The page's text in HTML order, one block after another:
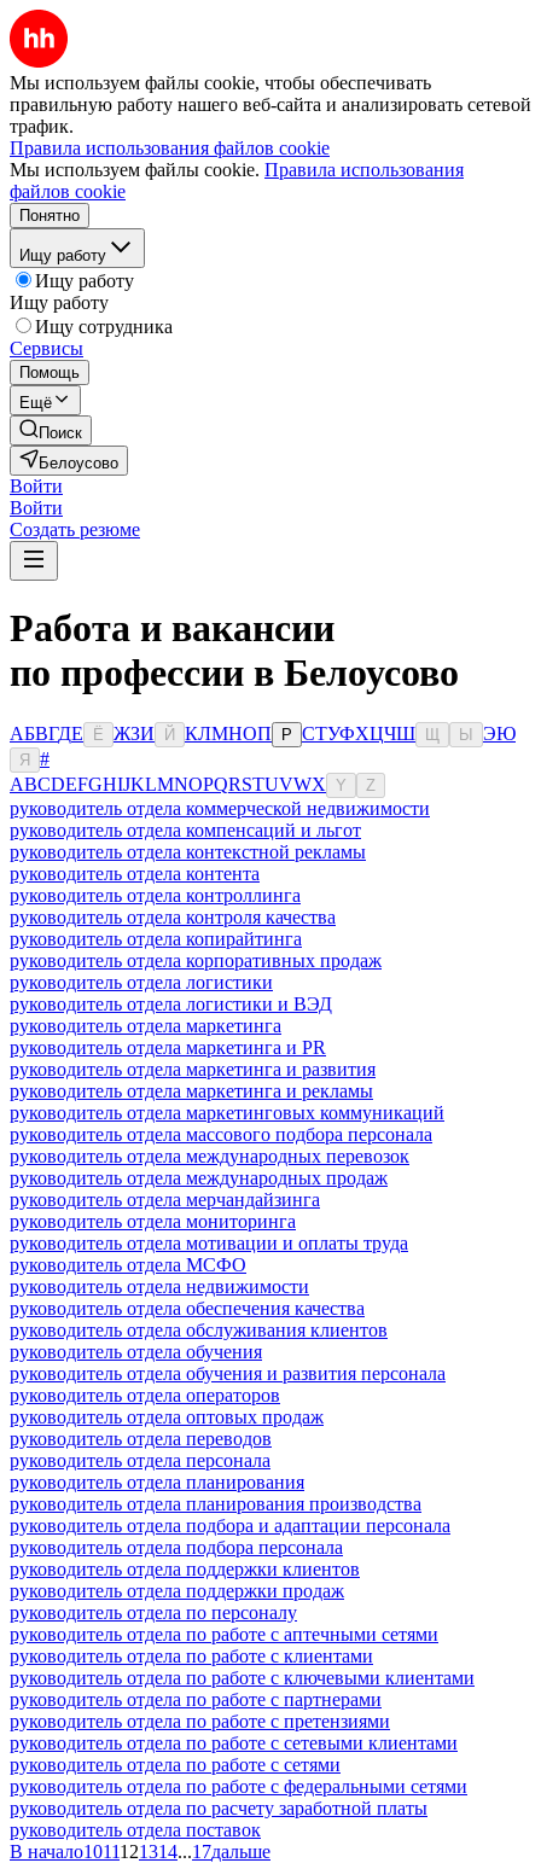
Мы используем файлы cookie, чтобы обеспечивать
правильную работу нашего веб-сайта и анализировать сетевой
трафик.
Правила использования файлов cookie
Мы используем файлы cookie. Правила использования
файлов cookie
Понятно
Ищу работу
Ищу работу
Ищу работу
Ищу сотрудника
Сервисы
Помощь
Ещё
Поиск
Белоусово
Войти
Войти
Создать резюме
Работа и вакансии
по профессии в Белоусово
АБВГДЕ Ё ЖЗИ Й КЛМНОП Р СТУФХЦЧШ Ы ЭЮ
Я
#
ABCDEFGHIJKLMNOPQRSTUVWX Y Z
руководитель отдела коммерческой недвижимости
руководитель отдела компенсаций и льгот
руководитель отдела контекстной рекламы
руководитель отдела контента
руководитель отдела контроллинга
руководитель отдела контроля качества
руководитель отдела копирайтинга
руководитель отдела корпоративных продаж
руководитель отдела логистики
руководитель отдела логистики и ВЭД
руководитель отдела маркетинга
руководитель отдела маркетинга и PR
руководитель отдела маркетинга и развития
руководитель отдела маркетинга и рекламы
руководитель отдела маркетинговых коммуникаций
руководитель отдела массового подбора персонала
руководитель отдела международных перевозок
руководитель отдела международных продаж
руководитель отдела мерчандайзинга
руководитель отдела мониторинга
руководитель отдела мотивации и оплаты труда
руководитель отдела МСФО
руководитель отдела недвижимости
руководитель отдела обеспечения качества
руководитель отдела обслуживания клиентов
руководитель отдела обучения
руководитель отдела обучения и развития персонала
руководитель отдела операторов
руководитель отдела оптовых продаж
руководитель отдела переводов
руководитель отдела персонала
руководитель отдела планирования
руководитель отдела планирования производства
руководитель отдела подбора и адаптации персонала
руководитель отдела подбора персонала
руководитель отдела поддержки клиентов
руководитель отдела поддержки продаж
руководитель отдела по персоналу
руководитель отдела по работе с аптечными сетями
руководитель отдела по работе с клиентами
руководитель отдела по работе с ключевыми клиентами
руководитель отдела по работе с партнерами
руководитель отдела по работе с претензиями
руководитель отдела по работе с сетевыми клиентами
руководитель отдела по работе с сетями
руководитель отдела по работе с федеральными сетями
руководитель отдела по расчету заработной платы
руководитель отдела поставок
В начало1011121314...17дальше